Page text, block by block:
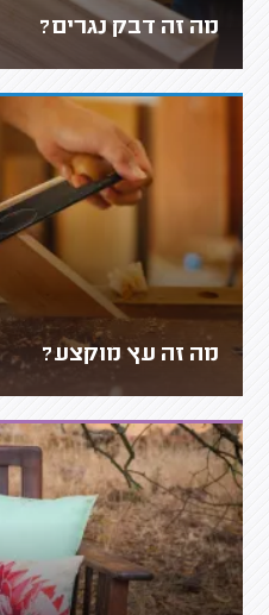
מה זה דבק נגרים?
מה זה עץ מוקצע?